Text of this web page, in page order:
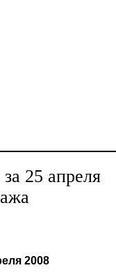
25 апреля
2008